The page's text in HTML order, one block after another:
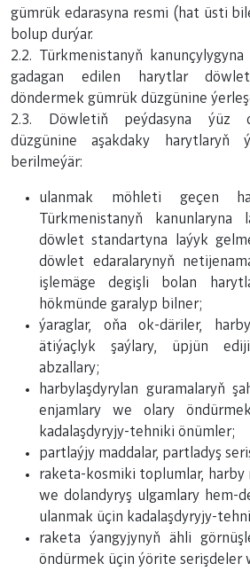
gümrük edarasyna resmi (hat üsti
bolup durýar.
2.2. Türkmenistanyň
gadagan edilen harytlar
döndermek gümrük düzgünine
2.3. Döwletiň peýdasyna ýüz
düzgünine aşakdaky harytlaryň
berilmeýär:
ulanmak möhleti geçen
Türkmenistanyň kanunlaryna
döwlet standartyna laýyk
döwlet edaralarynyň
işlemäge degişli bolan
hökmünde garalyp bilner;
ýaraglar, oňa ok-däriler,
ätiýaçlyk şaýlary, üpjün
abzallary;
harbylaşdyrylan guramalaryň
enjamlary we olary
kadalaşdyryjy-tehniki önümler;
partlaýjy maddalar, partladyş
raketa-kosmiki toplumlar, harby
we dolandyryş ulgamlary hem-
ulanmak üçin kadalaşdyryjy-
raketa ýangyjynyň ähli
öndürmek üçin ýörite serişdeler